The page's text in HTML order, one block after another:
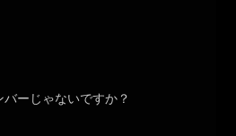
ーじゃないですか？